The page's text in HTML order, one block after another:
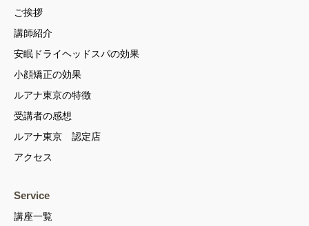
ご挨拶
講師紹介
安眠ドライヘッドスパの効果
小顔矯正の効果
ルアナ東京の特徴
受講者の感想
ルアナ東京 認定店
アクセス
Service
講座一覧